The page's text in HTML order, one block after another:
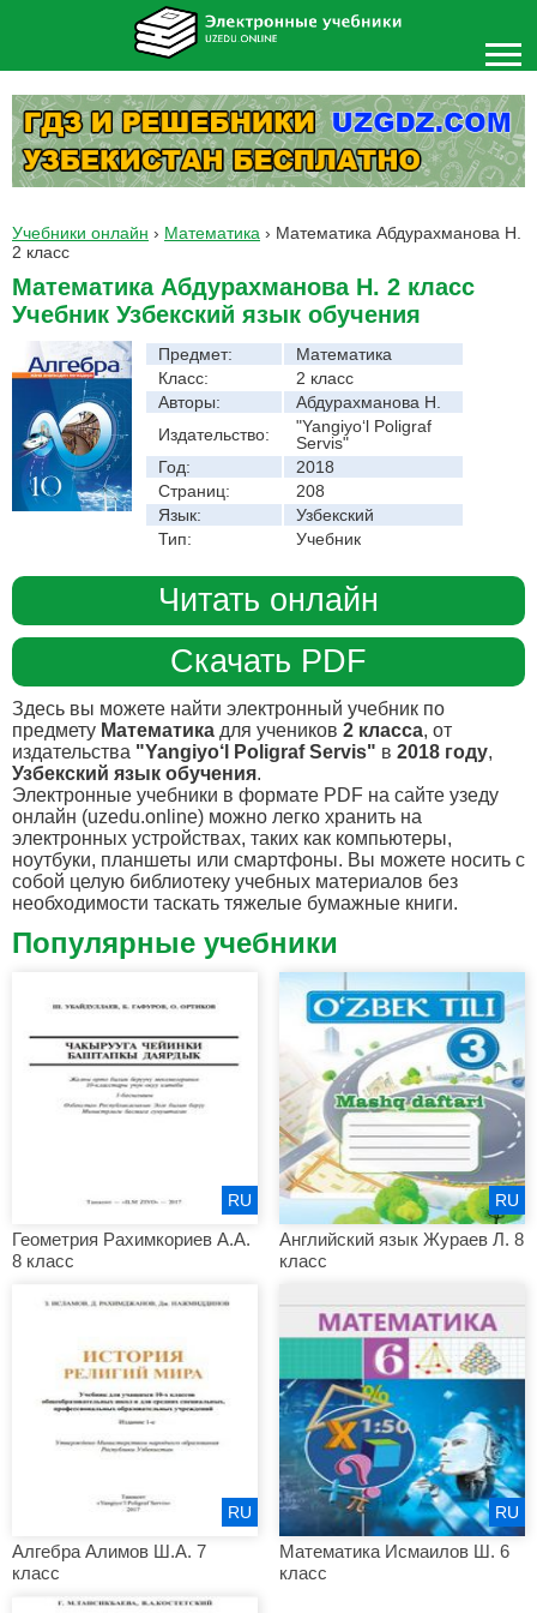
Учебники онлайн › Математика › Математика Абдурахманова Н.
2 класс
Математика Абдурахманова Н. 2 класс
Учебник Узбекский язык обучения
Предмет:
Математика
Класс:
2 класс
Авторы:
Абдурахманова Н.
Издательство:
"Yangiyo‘l Poligraf
Servis"
Год:
2018
Страниц:
208
Язык:
Узбекский
Тип:
Учебник
Читать онлайн
Скачать PDF
Здесь вы можете найти электронный учебник по
предмету Математика для учеников 2 класса, от
издательства "Yangiyo‘l Poligraf Servis" в 2018 году,
Узбекский язык обучения.
Электронные учебники в формате PDF на сайте узеду
онлайн (uzedu.online) можно легко хранить на
электронных устройствах, таких как компьютеры,
ноутбуки, планшеты или смартфоны. Вы можете носить с
собой целую библиотеку учебных материалов без
необходимости таскать тяжелые бумажные книги.
Популярные учебники
Геометрия Рахимкориев А.А.
8 класс
RU
Английский язык Жураев Л. 8
класс
RU
Алгебра Алимов Ш.А. 7
класс
RU
Математика Исмаилов Ш. 6
класс
RU